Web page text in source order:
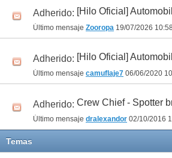
Adherido: [Hilo Oficial]
Último mensaje Zooropa 19/07/2026 10:58
Adherido: [Hilo Oficial]
Último mensaje camuflaje7 06/06/2020
Adherido: Crew Chief - Spotter
Último mensaje dralexandor 02/10/2016
Temas